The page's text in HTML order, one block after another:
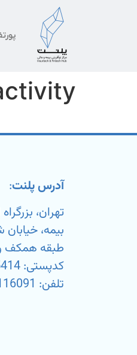
آدرس پلنت:
تهران،
طبقه همکف
کدپستی: 1391955414
تلفن: 46116091 / 09999644591